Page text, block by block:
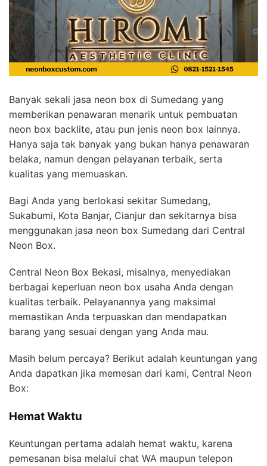
Banyak sekali jasa neon box di Sumedang yang
memberikan penawaran menarik untuk pembuatan
neon box backlite, atau pun jenis neon box lainnya.
Hanya saja tak banyak yang bukan hanya penawaran
belaka, namun dengan pelayanan terbaik, serta
kualitas yang memuaskan.
Bagi Anda yang berlokasi sekitar Sumedang,
Sukabumi, Kota Banjar, Cianjur dan sekitarnya bisa
menggunakan jasa neon box Sumedang dari Central
Neon Box.
Central Neon Box Bekasi, misalnya, menyediakan
berbagai keperluan neon box usaha Anda dengan
kualitas terbaik. Pelayanannya yang maksimal
memastikan Anda terpuaskan dan mendapatkan
barang yang sesuai dengan yang Anda mau.
Masih belum percaya? Berikut adalah keuntungan yang
Anda dapatkan jika memesan dari kami, Central Neon
Box:
Hemat Waktu
Keuntungan pertama adalah hemat waktu, karena
pemesanan bisa melalui chat WA maupun telepon